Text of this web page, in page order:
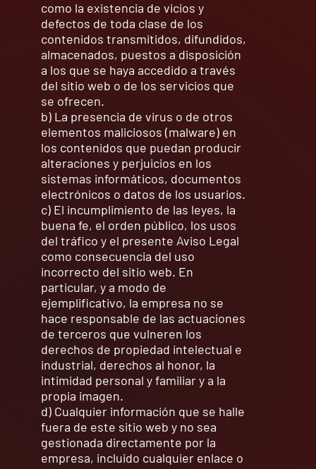
como la existencia de vicios y
defectos de toda clase de los
contenidos transmitidos, difundidos,
almacenados, puestos a disposición
a los que se haya accedido a través
del sitio web o de los servicios que
se ofrecen.
b) La presencia de virus o de otros
elementos maliciosos (malware) en
los contenidos que puedan producir
alteraciones y perjuicios en los
sistemas informáticos, documentos
electrónicos o datos de los usuarios.
c) El incumplimiento de las leyes, la
buena fe, el orden público, los usos
del tráfico y el presente Aviso Legal
como consecuencia del uso
incorrecto del sitio web. En
particular, y a modo de
ejemplificativo, la empresa no se
hace responsable de las actuaciones
de terceros que vulneren los
derechos de propiedad intelectual e
industrial, derechos al honor, la
intimidad personal y familiar y a la
propia imagen.
d) Cualquier información que se halle
fuera de este sitio web y no sea
gestionada directamente por la
empresa, incluido cualquier enlace o